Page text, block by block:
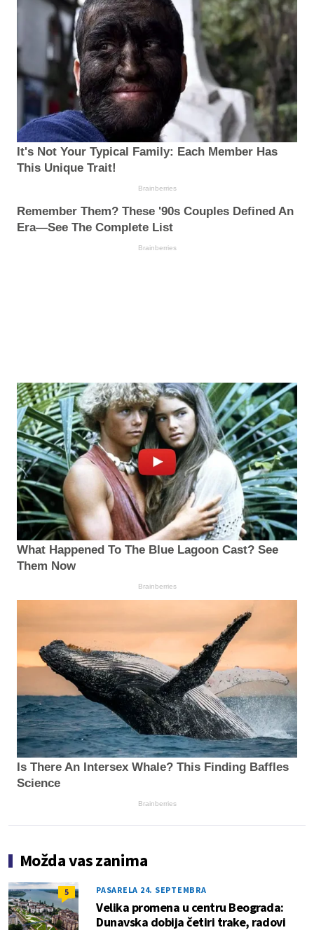
It's Not Your Typical Family: Each Member Has
This Unique Trait!
Brainberries
Remember Them? These '90s Couples Defined An
Era—See The Complete List
Brainberries
What Happened To The Blue Lagoon Cast? See
Them Now
Brainberries
Is There An Intersex Whale? This Finding Baffles
Science
Brainberries
Možda vas zanima
5 PASARELA 24. SEPTEMBRA
Velika promena u centru Beograda:
Dunavska dobija četiri trake, radovi